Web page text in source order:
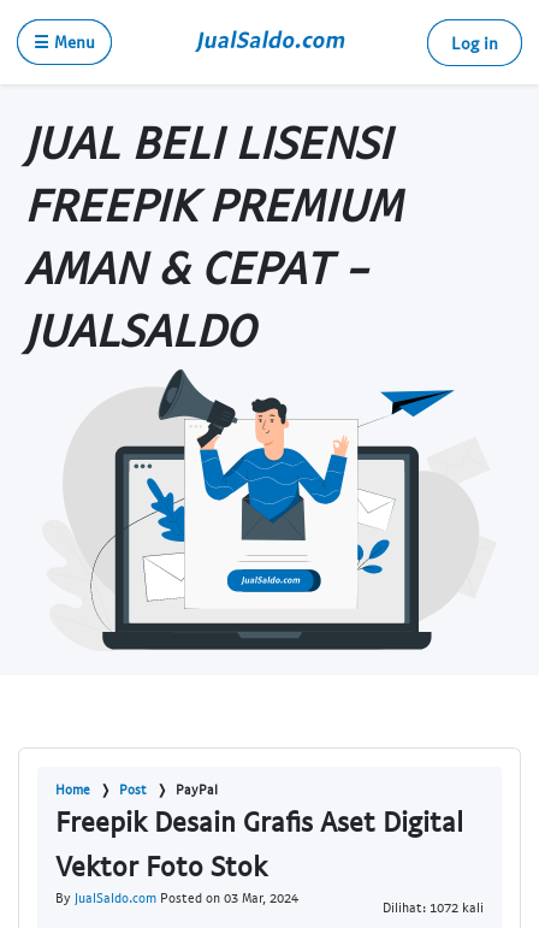
☰ Menu Log in
JUAL BELI LISENSI
FREEPIK PREMIUM
AMAN & CEPAT -
JUALSALDO
Home Post PayPal
Freepik Desain Grafis Aset Digital
Vektor Foto Stok
By JualSaldo.com Posted on 03 Mar, 2024
Dilihat: 1072 kali